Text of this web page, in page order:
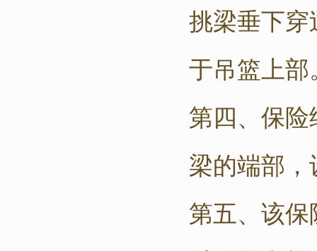
挑梁垂下
于吊篮上部
第四、保
梁的端部
第五、该